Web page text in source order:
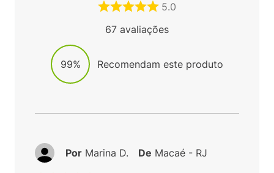
5.0
67 avaliações
99% Recomendam este produto
Por Marina D. De Macaé - RJ